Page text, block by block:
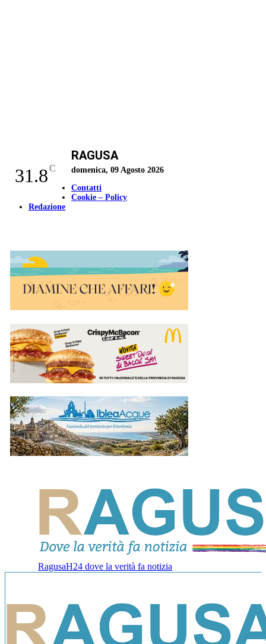
31.8C
RAGUSA
domenica, 09 Agosto 2026
Contatti
Cookie – Policy
Redazione
RagusaH24 dove la verità fa notizia